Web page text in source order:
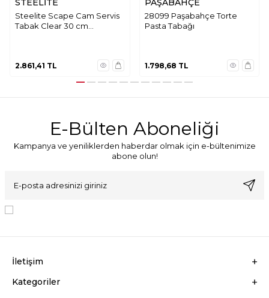
Steelite Scape Cam Servis
Tabak Clear 30 cm
2.861,41 TL
28099 Paşabahçe Torte
Pasta Tabağı
1.798,68 TL
E-Bülten Aboneliği
Kampanya ve yeniliklerden haberdar olmak için e-bültenimize
abone olun!
İletişim
Kategoriler